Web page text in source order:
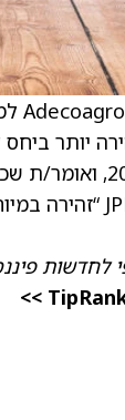
יותר
האנליסט/ית לא רואה
לחדשות